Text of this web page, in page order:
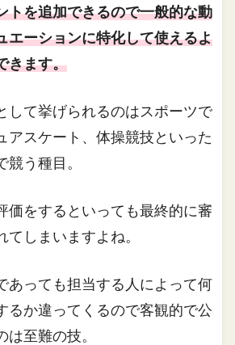
トを追加できるので一般的な動
エーションに特化して使えるよ
きます。
して挙げられるのはスポーツで
アスケート、体操競技といった
競う種目。
価をするといっても最終的に審
てしまいますよね。
あっても担当する人によって何
るか違ってくるので客観的で公
は至難の技。